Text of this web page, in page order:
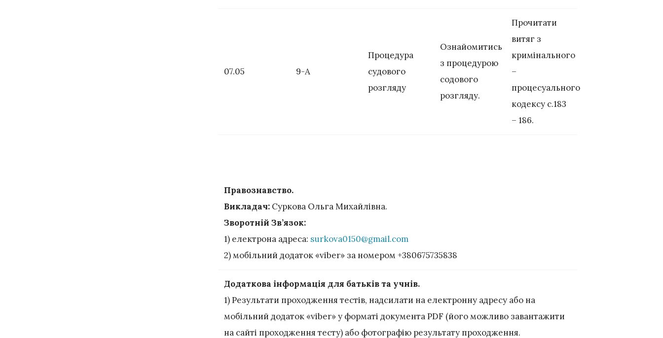
07.05 9-А
Процедура
судового
розгляду
Ознайомитись
з процедурою
содового
розгляду.
Прочитати
витяг з
кримінального
–
процесуального
кодексу с.183
– 186.
Правознавство.
Викладач: Суркова Ольга Михайлівна.
Зворотній Зв’язок:
1) електрона адреса: surkova0150@gmail.com
2) мобільний додаток «viber» за номером +380675735838
Додаткова інформація для батьків та учнів.
1) Результати проходження тестів, надсилати на електронну адресу або на
мобільний додаток «viber» у форматі документа PDF (його можливо завантажити
на сайті проходження тесту) або фотографію результату проходження.